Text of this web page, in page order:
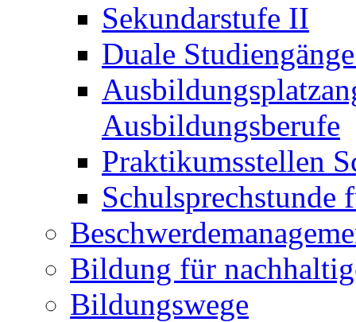
Sekundarstufe II
Duale
Ausbildungsberufe
Praktikumsstellen
Schulsprechstunde
Bildung für
Bildungswege